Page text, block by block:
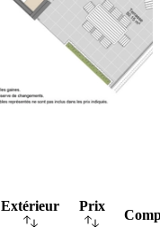
Extérieur Prix